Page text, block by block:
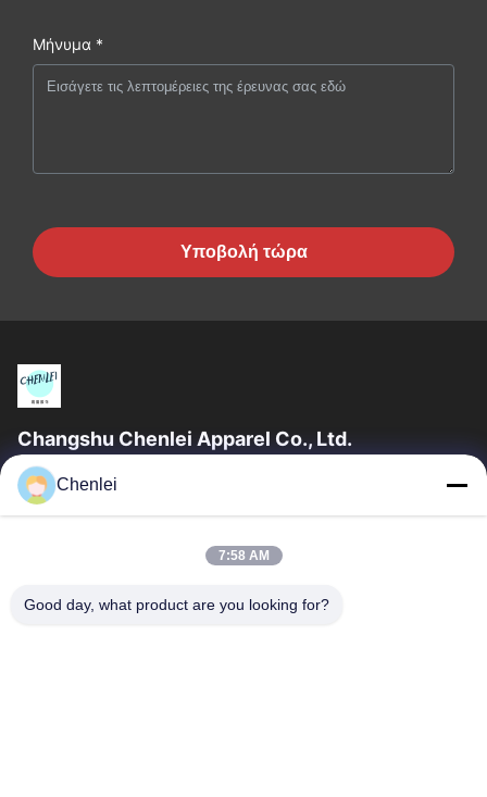
Μήνυμα *
Υποβολή τώρα
Changshu Chenlei Apparel Co., Ltd.
CHANGSHU CHENLEI APPAREL CO., LTD Το εργοστάσιό μας
ιδρύθηκε το 2011, βρίσκεται στην πόλη Suzhou, επαρχία
Γρήγορες Συνδέσεις
Αρχική Σελίδα
Προϊόντα
Chenlei
7:58 AM
Good day, what product are you looking for?